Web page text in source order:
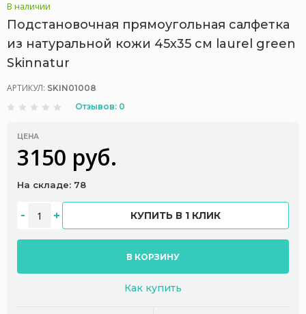
В наличии
Подстановочная прямоугольная салфетка
из натуральной кожи 45х35 см laurel green
Skinnatur
АРТИКУЛ: SKIN01008
Отзывов: 0
ЦЕНА
3150 руб.
На складе: 78
КУПИТЬ В 1 КЛИК
В КОРЗИНУ
Как купить